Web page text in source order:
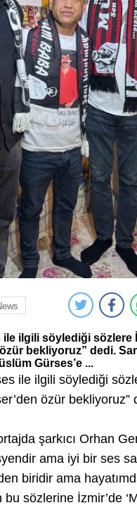
ilgili söylediği sözlere
bekliyoruz” dedi.
Gürses’e ...
ile ilgili söylediği
özür bekliyoruz”
şarkıcı Orhan
ama iyi bir ses
biridir ama
sözlerine İzmir’de